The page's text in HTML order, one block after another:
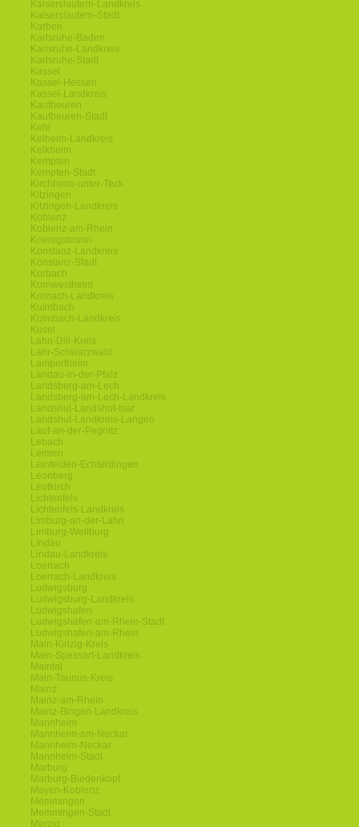
Kaiserslautern-Landkreis
Kaiserslautern-Stadt
Karben
Karlsruhe-Baden
Karlsruhe-Landkreis
Karlsruhe-Stadt
Kassel
Kassel-Hessen
Kassel-Landkreis
Kaufbeuren
Kaufbeuren-Stadt
Kehl
Kelheim-Landkreis
Kelkheim
Kempten
Kempten-Stadt
Kirchheim-unter-Teck
Kitzingen
Kitzingen-Landkreis
Koblenz
Koblenz-am-Rhein
Koenigsbrunn
Konstanz-Landkreis
Konstanz-Stadt
Korbach
Kornwestheim
Kronach-Landkreis
Kulmbach
Kulmbach-Landkreis
Kusel
Lahn-Dill-Kreis
Lahr-Schwarzwald
Lampertheim
Landau-in-der-Pfalz
Landsberg-am-Lech
Landsberg-am-Lech-Landkreis
Landshut-Landshut-Isar
Landshut-Landkreis-Langen
Lauf-an-der-Pegnitz
Lebach
Leimen
Leinfelden-Echterdingen
Leonberg
Leutkirch
Lichtenfels
Lichtenfels-Landkreis
Limburg-an-der-Lahn
Limburg-Weilburg
Lindau
Lindau-Landkreis
Loerrach
Loerrach-Landkreis
Ludwigsburg
Ludwigsburg-Landkreis
Ludwigshafen
Ludwigshafen-am-Rhein-Stadt
Ludwigshafen-am-Rhein
Main-Kinzig-Kreis
Main-Spessart-Landkreis
Maintal
Main-Taunus-Kreis
Mainz
Mainz-am-Rhein
Mainz-Bingen-Landkreis
Mannheim
Mannheim-am-Neckar
Mannheim-Neckar
Mannheim-Stadt
Marburg
Marburg-Biedenkopf
Mayen-Koblenz
Memmingen
Memmingen-Stadt
Merzig